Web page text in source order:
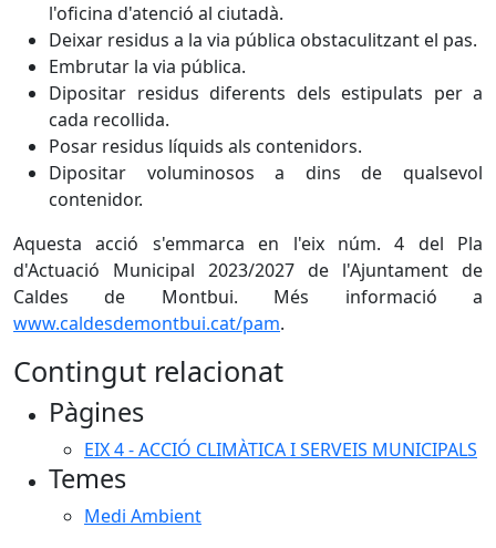
l'oficina d'atenció al ciutadà.
Deixar residus a la via pública obstaculitzant el pas.
Embrutar la via pública.
Dipositar residus diferents dels estipulats per a
cada recollida.
Posar residus líquids als contenidors.
Dipositar voluminosos a dins de qualsevol
contenidor.
Aquesta acció s'emmarca en l'eix núm. 4 del Pla
d'Actuació Municipal 2023/2027 de l'Ajuntament de
Caldes de Montbui. Més informació a
www.caldesdemontbui.cat/pam.
Contingut relacionat
Pàgines
EIX 4 - ACCIÓ CLIMÀTICA I SERVEIS MUNICIPALS
Temes
Medi Ambient